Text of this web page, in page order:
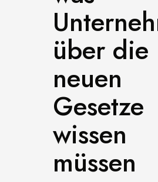
über die
neuen
Gesetze
wissen
müssen